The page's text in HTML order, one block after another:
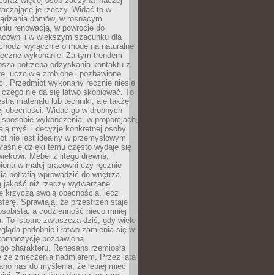
je rzeczy. Widać to w
domów, w rosnącym
renowacją, w powrocie do
i w większym szacunku dla
wyłącznie o modę na naturalne
wykonanie. Za tym trendem
potrzeba odzyskania kontaktu z
uczciwie zrobione i pozbawione
Przedmiot wykonany ręcznie niesie
nie da się łatwo skopiować. To
materiału lub techniki, ale także
obecności. Widać go w drobnych
wykończenia, w proporcjach,
myśl i decyzję konkretnej osoby.
nie jest idealny w przemysłowym
dzięki temu często wydaje się
Mebel z litego drewna,
w małej pracowni czy ręcznie
potrafią wprowadzić do wnętrza
jakość niż rzeczy wytwarzane
krzyczą swoją obecnością, lecz
Sprawiają, że przestrzeń staje
a codzienność nieco mniej
To istotne zwłaszcza dziś, gdy wiele
podobnie i łatwo zamienia się w
pozbawioną
charakteru. Renesans rzemiosła
ze zmęczenia nadmiarem. Przez lata
nas do myślenia, że lepiej mieć